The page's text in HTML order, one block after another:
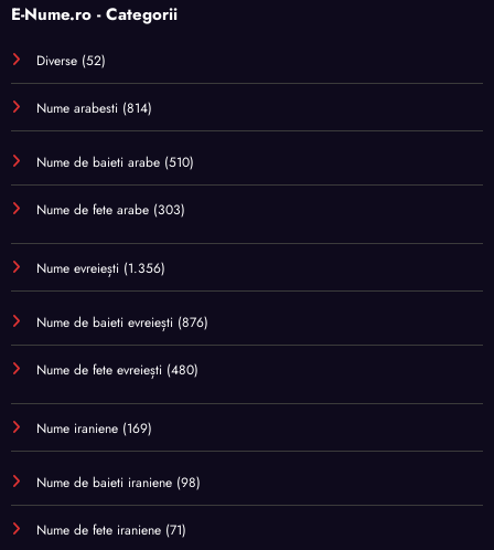
E-Nume.ro - Categorii
Diverse (52)
Nume arabesti (814)
Nume de baieti arabe (510)
Nume de fete arabe (303)
Nume evreiești (1.356)
Nume de baieti evreiești (876)
Nume de fete evreiești (480)
Nume iraniene (169)
Nume de baieti iraniene (98)
Nume de fete iraniene (71)